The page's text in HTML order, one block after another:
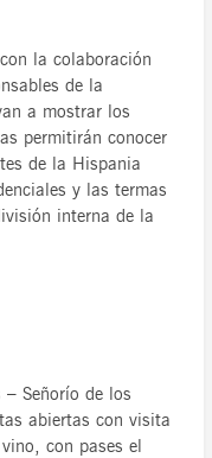
la colaboración
de la
a mostrar los
permitirán conocer
de la Hispania
y las termas
interna de la
Señorío de los
abiertas con visita
con pases el